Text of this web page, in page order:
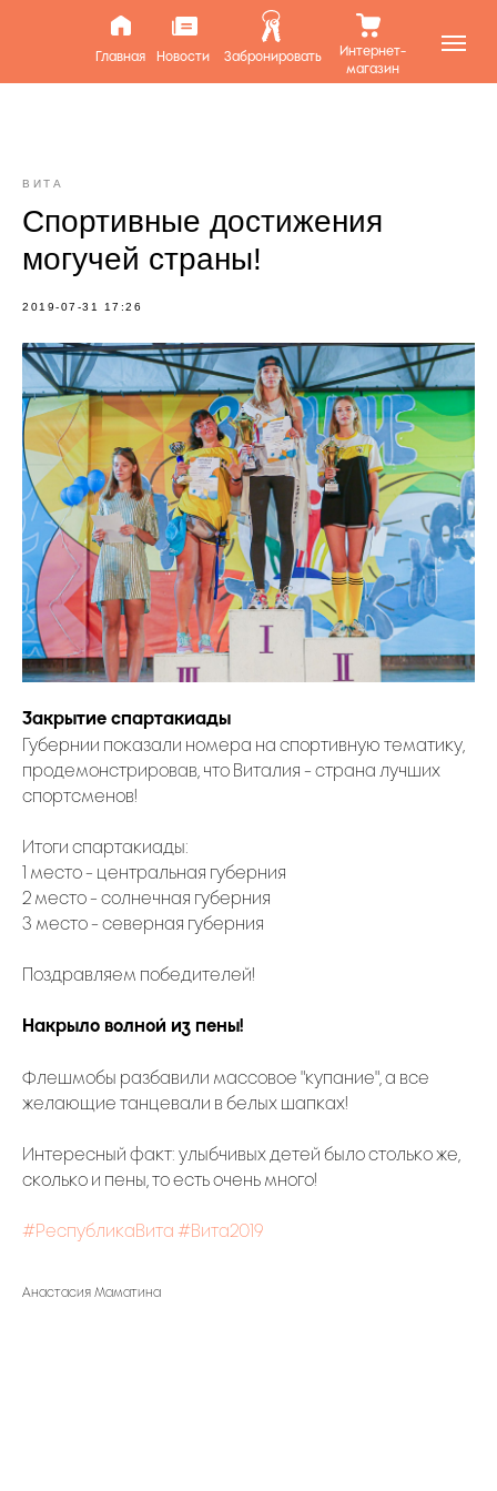
Главная Новости Забронировать
Интернет-
магазин
ВИТА
Спортивные достижения
могучей страны!
2019-07-31 17:26
Закрытие спартакиады
Губернии показали номера на спортивную тематику,
продемонстрировав, что Виталия - страна лучших
спортсменов!
Итоги спартакиады:
1 место - центральная губерния
2 место - солнечная губерния
3 место - северная губерния
Поздравляем победителей!
Накрыло волной из пены!
Флешмобы разбавили массовое "купание", а все
желающие танцевали в белых шапках!
Интересный факт: улыбчивых детей было столько же,
сколько и пены, то есть очень много!
#РеспубликаВита#Вита2019
Анастасия Маматина